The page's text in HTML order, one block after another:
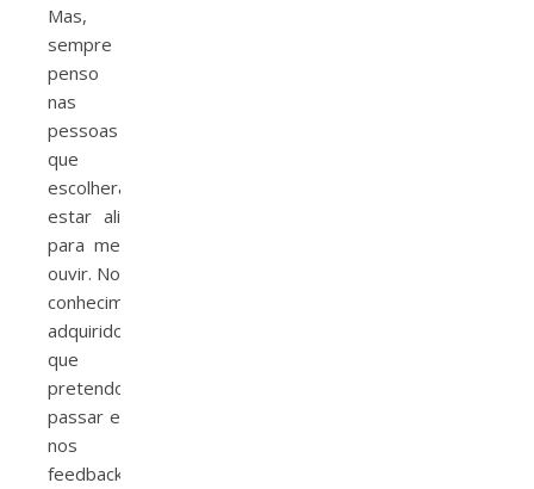
Mas,
sempre
penso
nas
pessoas
que
escolheram
estar ali
para me
ouvir. No
conhecimento
adquirido
que
pretendo
passar e
nos
feedbacks